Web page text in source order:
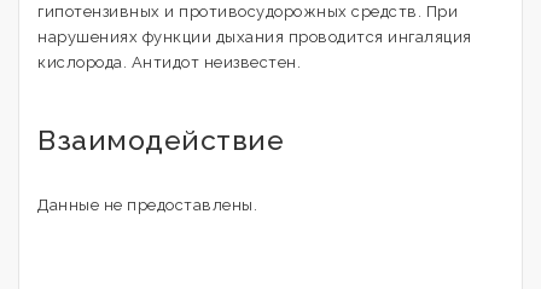
гипотензивных и противосудорожных средств. При
нарушениях функции дыхания проводится ингаляция
кислорода. Антидот неизвестен.
Взаимодействие
Данные не предоставлены.